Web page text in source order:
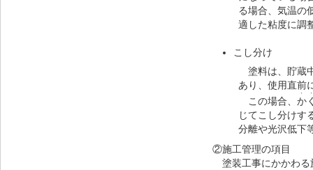
る場合、気温の
適した粘度に調
こし分け
塗料は、貯蔵
あり、使用直前
この場合、 か
・
じてこし分けす
分離や光沢低下
②施工管理の項目
塗装工事にかかわる施